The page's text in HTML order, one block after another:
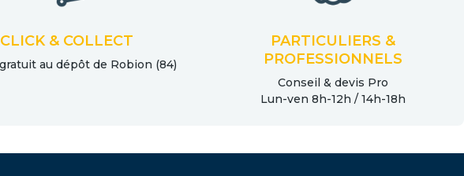
CLICK & COLLECT
au dépôt de Robion (84)
PARTICULIERS &
PROFESSIONNELS
Conseil & devis Pro
Lun-ven 8h-12h / 14h-18h